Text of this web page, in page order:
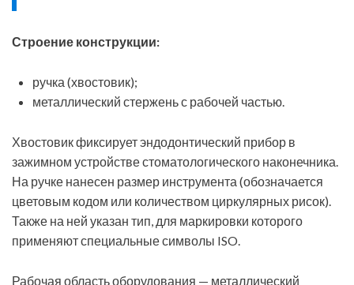
Строение конструкции:
ручка (хвостовик);
металлический стержень с рабочей частью.
Хвостовик фиксирует эндодонтический прибор в
зажимном устройстве стоматологического наконечника.
На ручке нанесен размер инструмента (обозначается
цветовым кодом или количеством циркулярных рисок).
Также на ней указан тип, для маркировки которого
применяют специальные символы ISO.
Рабочая область оборудования — металлический